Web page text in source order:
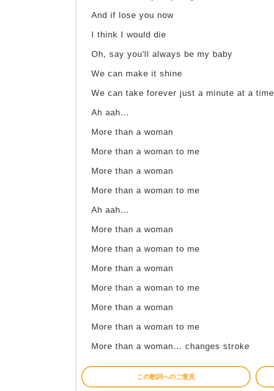
And if lose you now
I think I would die
Oh, say you'll always be my baby
We can make it shine
We can take forever just a minute at a time
Ah aah…
More than a woman
More than a woman to me
More than a woman
More than a woman to me
Ah aah…
More than a woman
More than a woman to me
More than a woman
More than a woman to me
More than a woman
More than a woman to me
More than a woman… changes stroke
この歌詞へのご意見